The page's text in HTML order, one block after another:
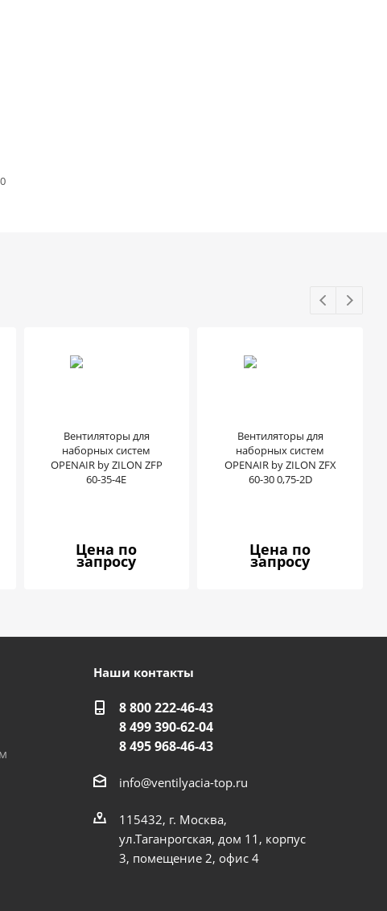
Вентиляторы для
наборных систем
OPENAIR by ZILON ZFP
60-35-4Е
Цена по
запросу
Вентиляторы для
наборных систем
OPENAIR by ZILON ZFX
60-30 0,75-2D
Цена по
запросу
Наши контакты
8 800 222-46-43
8 499 390-62-04
8 495 968-46-43
info@ventilyacia-top.ru
115432, г. Москва,
ул.Таганрогская, дом 11, корпус
3, помещение 2, офис 4